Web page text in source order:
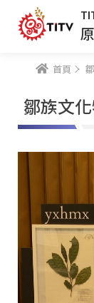
首頁
鄒族文